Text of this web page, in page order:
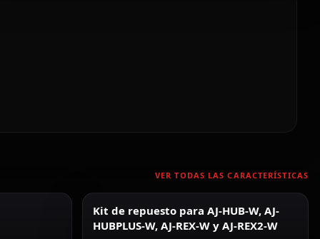
VER TODAS LAS CARACTERÍSTICAS
Kit de repuesto para AJ-HUB-W, AJ-
HUBPLUS-W, AJ-REX-W y AJ-REX2-W